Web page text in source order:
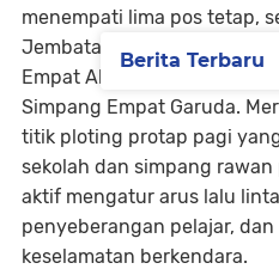
menempati lima pos tetap,
Jembatan Baru, Simpang
Empat Alun-Alun, Simpang
Simpang Empat Garuda.
titik ploting protap pagi
sekolah dan simpang
aktif mengatur arus lalu
penyeberangan pelajar,
keselamatan berkendara.
Berita Terbaru